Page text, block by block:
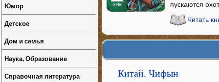
пускаются
Читать
Китай. Чифын
Юмор
Детское
Дом и семья
Наука, Образование
Справочная литература